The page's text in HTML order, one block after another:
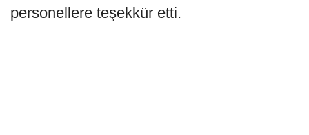
personellere teşekkür etti.